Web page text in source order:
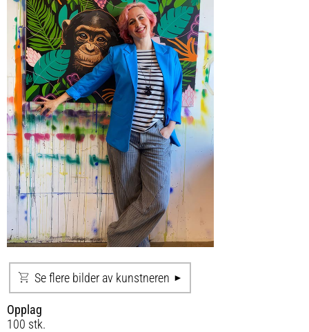
Se flere bilder av kunstneren
Opplag
100 stk.